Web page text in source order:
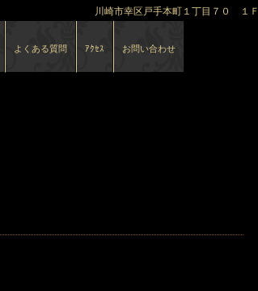
川崎市幸区戸手本町１丁目７０ １Ｆ
よくある質問 ｱｸｾｽ お問い合わせ